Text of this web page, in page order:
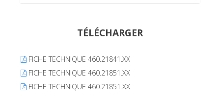
TÉLÉCHARGER
FICHE TECHNIQUE 460.21841.XX
FICHE TECHNIQUE 460.21851.XX
FICHE TECHNIQUE 460.21851.XX